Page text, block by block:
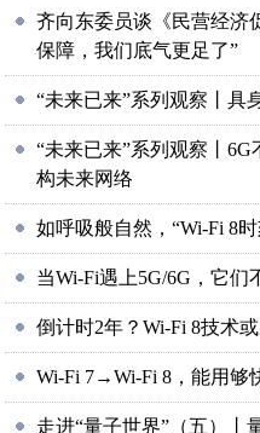
齐向东委员谈《民营经济
保障，我们底气更足了”
“未来已来”系列观察丨具
“未来已来”系列观察丨
构未来网络
如呼吸般自然，“Wi-Fi 8
当Wi-Fi遇上5G/6G，它们
倒计时2年？Wi-Fi 8技术
Wi-Fi 7→Wi-Fi 8，能用够
走进“量子世界”（五）丨